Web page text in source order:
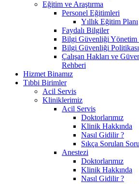
Eğitim ve Araştırma
Personel Eğitimleri
Yıllık Eğitim Planı
Faydalı Bilgiler
Bilgi Güvenliği Yönetim
Bilgi Güvenliği Politikası
Çalışan Hakları ve
Rehberi
Hizmet Binamız
Tıbbi Birimler
Acil Servis
Kliniklerimiz
Acil Servis
Doktorlarımız
Klinik Hakkında
Nasıl Gidilir ?
Sıkça Sorulan
Anestezi
Doktorlarımız
Klinik Hakkında
Nasıl Gidilir ?